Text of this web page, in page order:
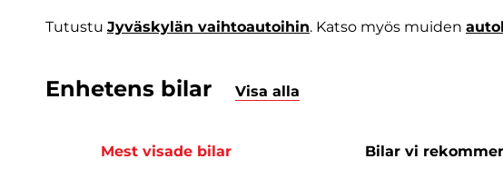
Tutustu Jyväskylän vaihtoautoihin. Katso myös muiden
Enhetens bilar Visa alla
Mest visade bilar Bilar vi